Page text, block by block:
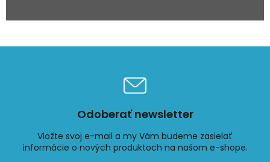
Odoberať newsletter
Vložte svoj e-mail a my Vám budeme zasielať
informácie o nových produktoch na našom e-shope.